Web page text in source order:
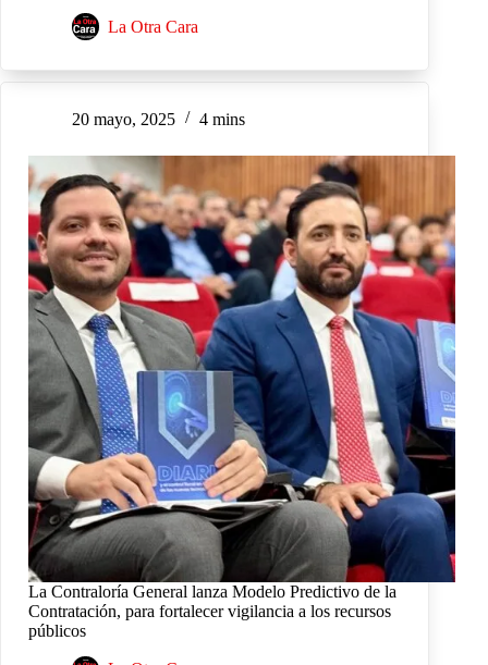
La Otra Cara
20 mayo, 2025 4 mins
La Contraloría General lanza Modelo Predictivo de la
Contratación, para fortalecer vigilancia a los recursos
públicos